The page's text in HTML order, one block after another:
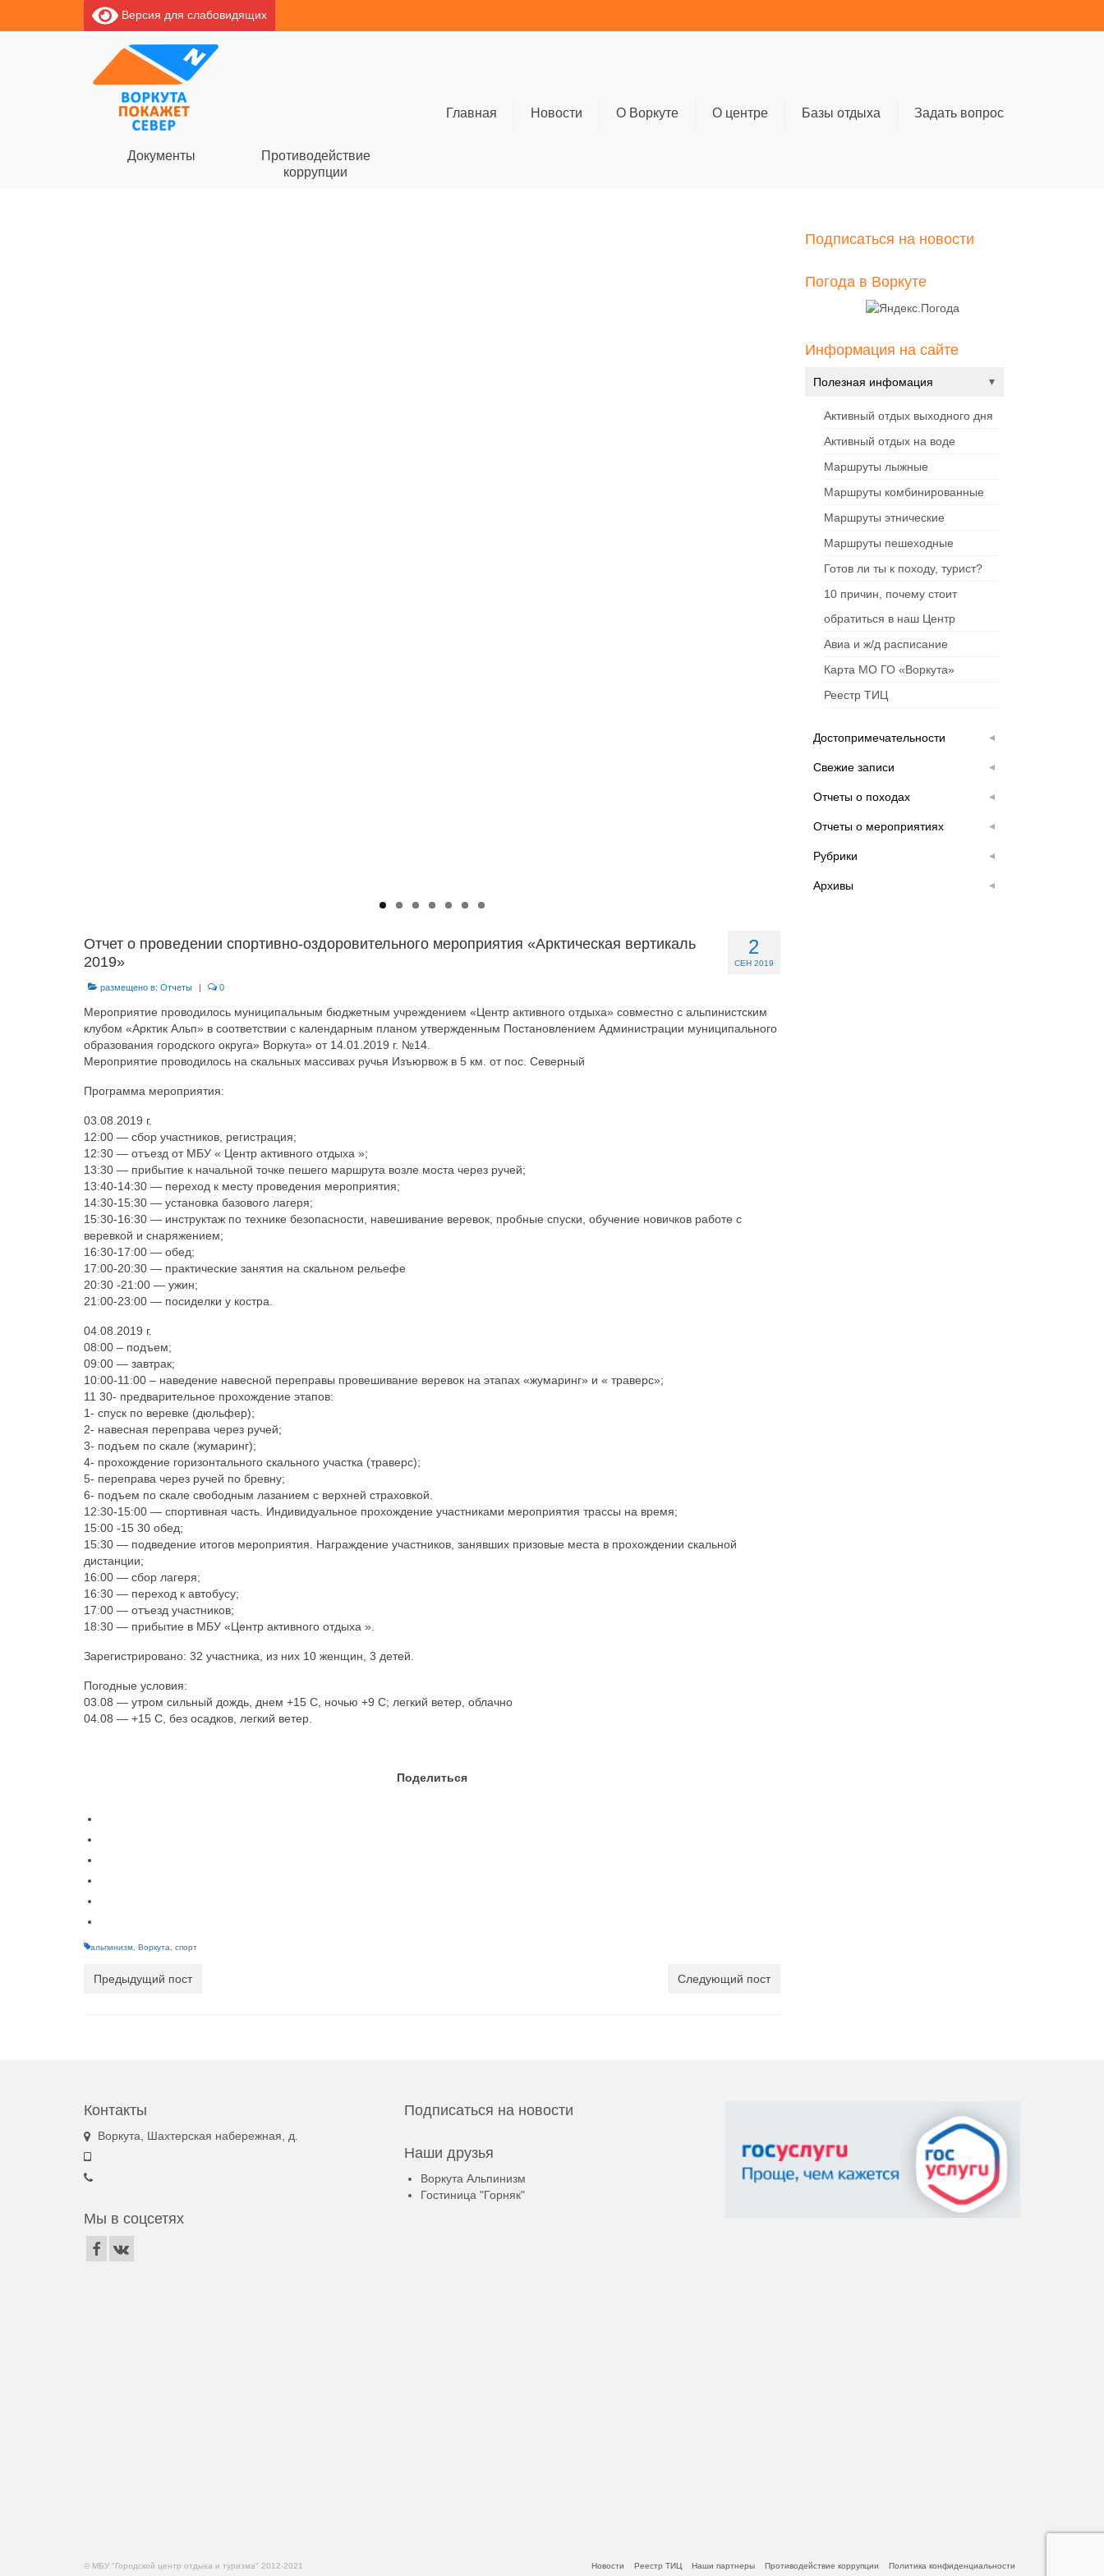
Версия для слабовидящих
Главная Новости О Воркуте О центре Базы отдыха Задать вопрос
Документы
Противодействие
коррупции
2
СЕН 2019
Отчет о проведении спортивно-оздоровительного мероприятия «Арктическая вертикаль
2019»
размещено в: Отчеты | 0
Мероприятие проводилось муниципальным бюджетным учреждением «Центр активного отдыха» совместно с альпинистским
клубом «Арктик Альп» в соответствии с календарным планом утвержденным Постановлением Администрации муниципального
образования городского округа» Воркута» от 14.01.2019 г. №14.
Мероприятие проводилось на скальных массивах ручья Изъюрвож в 5 км. от пос. Северный
Программа мероприятия:
03.08.2019 г.
12:00 — сбор участников, регистрация;
12:30 — отъезд от МБУ « Центр активного отдыха »;
13:30 — прибытие к начальной точке пешего маршрута возле моста через ручей;
13:40-14:30 — переход к месту проведения мероприятия;
14:30-15:30 — установка базового лагеря;
15:30-16:30 — инструктаж по технике безопасности, навешивание веревок, пробные спуски, обучение новичков работе с
веревкой и снаряжением;
16:30-17:00 — обед;
17:00-20:30 — практические занятия на скальном рельефе
20:30 -21:00 — ужин;
21:00-23:00 — посиделки у костра.
04.08.2019 г.
08:00 – подъем;
09:00 — завтрак;
10:00-11:00 – наведение навесной переправы провешивание веревок на этапах «жумаринг» и « траверс»;
11 30- предварительное прохождение этапов:
1- спуск по веревке (дюльфер);
2- навесная переправа через ручей;
3- подъем по скале (жумаринг);
4- прохождение горизонтального скального участка (траверс);
5- переправа через ручей по бревну;
6- подъем по скале свободным лазанием с верхней страховкой.
12:30-15:00 — спортивная часть. Индивидуальное прохождение участниками мероприятия трассы на время;
15:00 -15 30 обед;
15:30 — подведение итогов мероприятия. Награждение участников, занявших призовые места в прохождении скальной
дистанции;
16:00 — сбор лагеря;
16:30 — переход к автобусу;
17:00 — отъезд участников;
18:30 — прибытие в МБУ «Центр активного отдыха ».
Зарегистрировано: 32 участника, из них 10 женщин, 3 детей.
Погодные условия:
03.08 — утром сильный дождь, днем +15 С, ночью +9 С; легкий ветер, облачно
04.08 — +15 С, без осадков, легкий ветер.
Поделиться
альпинизм Воркута спорт
Предыдущий пост Следующий пост
Подписаться на новости
Погода в Воркуте
Информация на сайте
Полезная инфомация
Активный отдых выходного дня
Активный отдых на воде
Маршруты лыжные
Маршруты комбинированные
Маршруты этнические
Маршруты пешеходные
Готов ли ты к походу, турист?
10 причин, почему стоит
обратиться в наш Центр
Авиа и ж/д расписание
Карта МО ГО «Воркута»
Реестр ТИЦ
Достопримечательности
Свежие записи
Отчеты о походах
Отчеты о мероприятиях
Рубрики
Архивы
Контакты
Воркута, Шахтерская набережная, д.
Мы в соцсетях
Подписаться на новости
Наши друзья
Воркута Альпинизм
Гостиница "Горняк"
Новости Реестр ТИЦ Наши партнеры Противодействие коррупции Политика конфиденциальности
© МБУ "Городской центр отдыха и туризма" 2012-2021